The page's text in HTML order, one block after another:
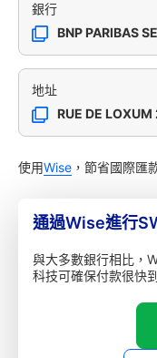
銀行
BNP PARIBAS
地址
RUE DE LOXUM
使用Wise ，節省國際匯
通過Wise進行
與大多數銀行相比，
科技可確保付款很快